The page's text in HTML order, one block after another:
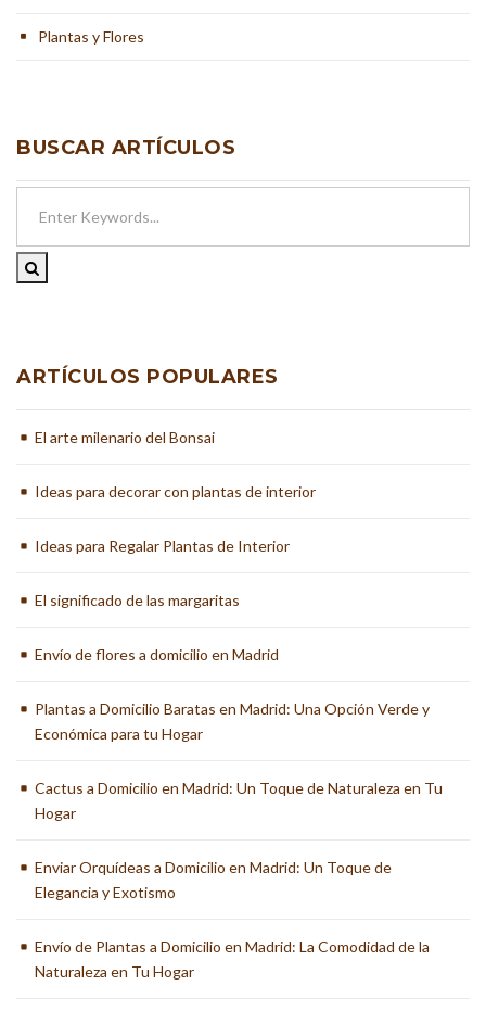
Plantas y Flores
BUSCAR ARTÍCULOS
ARTÍCULOS POPULARES
El arte milenario del Bonsai
Ideas para decorar con plantas de interior
Ideas para Regalar Plantas de Interior
El significado de las margaritas
Envío de flores a domicilio en Madrid
Plantas a Domicilio Baratas en Madrid: Una Opción Verde y
Económica para tu Hogar
Cactus a Domicilio en Madrid: Un Toque de Naturaleza en Tu
Hogar
Enviar Orquídeas a Domicilio en Madrid: Un Toque de
Elegancia y Exotismo
Envío de Plantas a Domicilio en Madrid: La Comodidad de la
Naturaleza en Tu Hogar